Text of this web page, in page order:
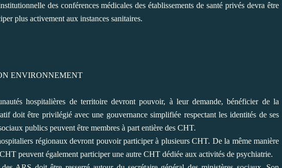
des conférences médicales des établissements de santé privés devra être
plus activement aux instances sanitaires.
ENVIRONNEMENT
hospitalières de territoire devront pouvoir, à leur demande, bénéficier de la
doit être privilégié avec une gouvernance simplifiée respectant les identités de ses
publics peuvent être membres à part entière des CHT.
régionaux devront pouvoir participer à plusieurs CHT. De la même manière
peuvent également participer une autre CHT dédiée aux activités de psychiatrie.